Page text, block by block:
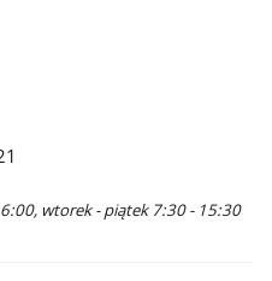
wtorek - piątek 7:30 - 15:30